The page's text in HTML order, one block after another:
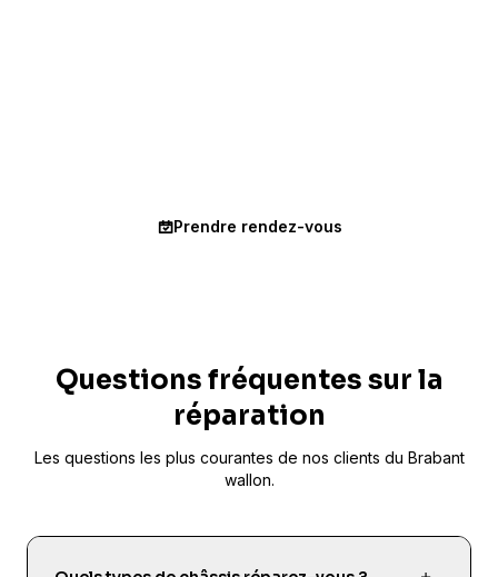
Prendre rendez-vous
Questions fréquentes sur la
réparation
Les questions les plus courantes de nos clients du Brabant
wallon.